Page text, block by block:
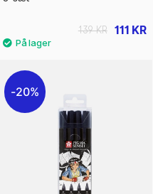
111 KR
139 KR
20%